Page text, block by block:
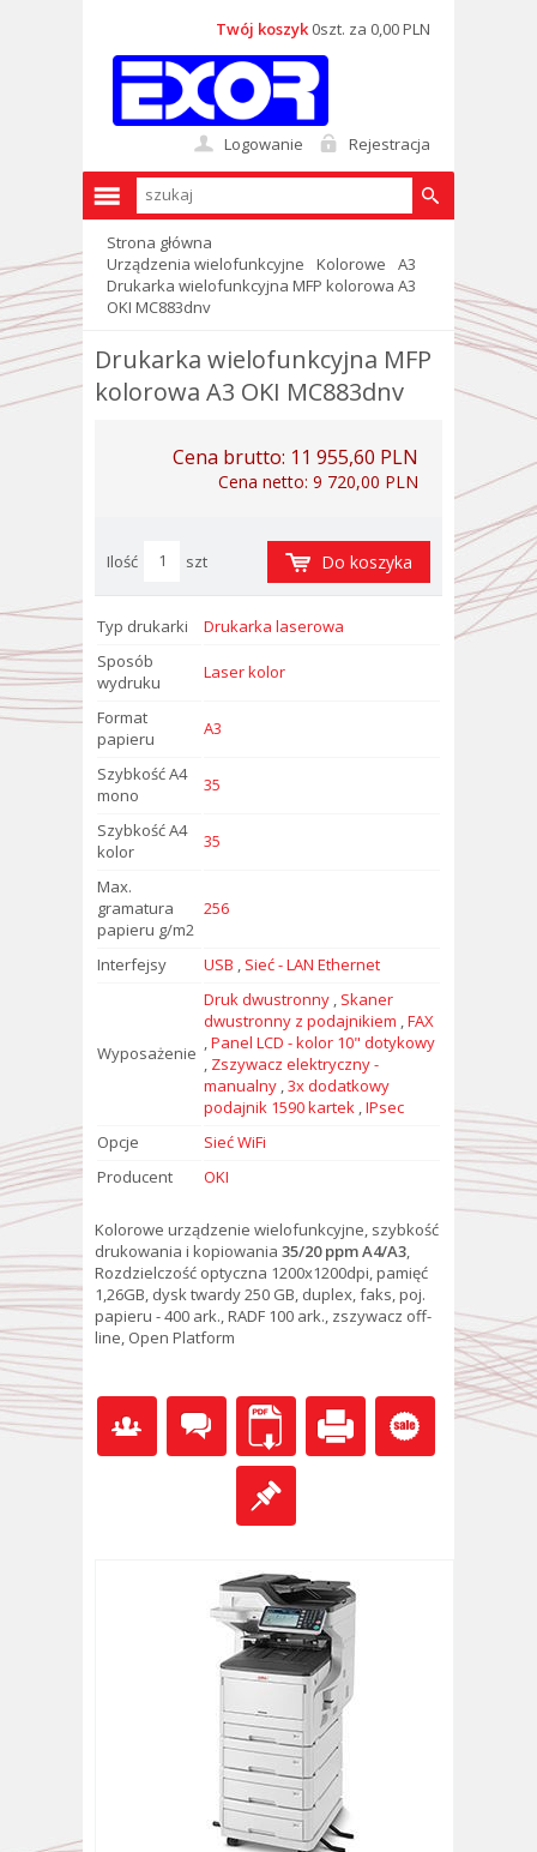
Logowanie Rejestracja
Twój koszyk 0szt. za 0,00 PLN
Strona główna
Urządzenia wielofunkcyjne
Kolorowe
A3
Drukarka wielofunkcyjna MFP kolorowa A3
OKI MC883dnv
Drukarka wielofunkcyjna MFP
kolorowa A3 OKI MC883dnv
Cena brutto: 11 955,60 PLN
Cena netto: 9 720,00 PLN
Ilość szt Do koszyka
Typ drukarki
Drukarka laserowa
Sposób
wydruku
Laser kolor
Format
papieru
A3
Szybkość A4
mono
35
Szybkość A4
kolor
35
Max.
gramatura
papieru g/m2
256
Interfejsy USB , Sieć - LAN Ethernet
Wyposażenie
Druk dwustronny , Skaner
dwustronny z podajnikiem ,FAX
,Panel LCD - kolor 10" dotykowy
, Zszywacz elektryczny -
manualny ,3x dodatkowy
podajnik 1590 kartek ,IPsec
Opcje
Sieć WiFi
Producent
OKI
Kolorowe urządzenie wielofunkcyjne, szybkość
drukowania i kopiowania 35/20 ppm A4/A3,
Rozdzielczość optyczna 1200x1200dpi, pamięć
1,26GB, dysk twardy 250 GB, duplex, faks, poj.
papieru - 400 ark., RADF 100 ark., zszywacz off-
line, Open Platform